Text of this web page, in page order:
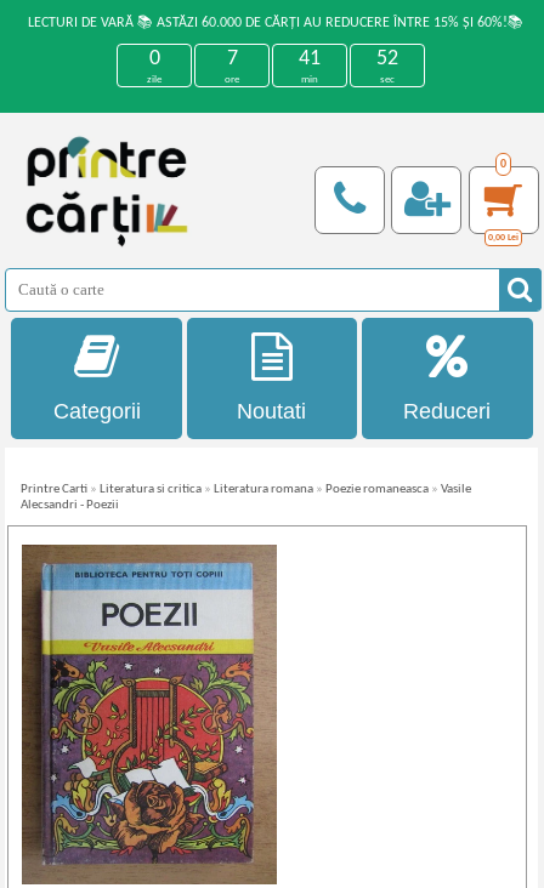
LECTURI DE VARĂ 📚 ASTĂZI 60.000 DE CĂRȚI AU REDUCERE ÎNTRE 15% ȘI 60%!📚
0
zile
7
ore
41
min
52
sec
0
0,00 Lei
Categorii Noutati Reduceri
Printre Carti » Literatura si critica » Literatura romana » Poezie romaneasca »Vasile
Alecsandri - Poezii